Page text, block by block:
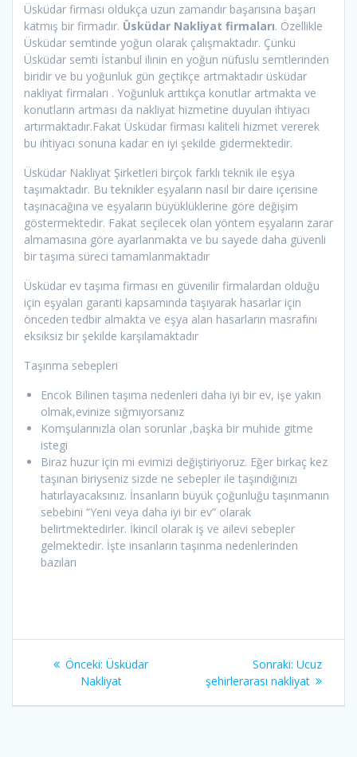
Üsküdar firması oldukça uzun zamandır başarısına başarı
katmış bir firmadır. Üsküdar Nakliyat firmaları. Özellikle
Üsküdar semtinde yoğun olarak çalışmaktadır. Çünkü
Üsküdar semti İstanbul ilinin en yoğun nüfuslu semtlerinden
biridir ve bu yoğunluk gün geçtikçe artmaktadır üsküdar
nakliyat firmaları . Yoğunluk arttıkça konutlar artmakta ve
konutların artması da nakliyat hizmetine duyulan ihtiyacı
artırmaktadır.Fakat Üsküdar firması kaliteli hizmet vererek
bu ihtiyacı sonuna kadar en iyi şekilde gidermektedir.
Üsküdar Nakliyat Şirketleri birçok farklı teknik ile eşya
taşımaktadır. Bu teknikler eşyaların nasıl bir daire içerisine
taşınacağına ve eşyaların büyüklüklerine göre değişim
göstermektedir. Fakat seçilecek olan yöntem eşyaların zarar
almamasına göre ayarlanmakta ve bu sayede daha güvenli
bir taşıma süreci tamamlanmaktadır
Üsküdar ev taşıma firması en güvenilir firmalardan olduğu
için eşyaları garanti kapsamında taşıyarak hasarlar için
önceden tedbir almakta ve eşya alan hasarların masrafını
eksiksiz bir şekilde karşılamaktadır
Taşınma sebepleri
Encok Bilinen taşıma nedenleri daha iyi bir ev, işe yakın
olmak,evinize sığmıyorsanız
Komşularınızla olan sorunlar ,başka bir muhide gitme
istegi
Biraz huzur için mi evimizi değiştiriyoruz. Eğer birkaç kez
taşınan biriyseniz sizde ne sebepler ile taşındığınızı
hatırlayacaksınız. İnsanların büyük çoğunluğu taşınmanın
sebebini “Yeni veya daha iyi bir ev” olarak
belirtmektedirler. İkincil olarak iş ve ailevi sebepler
gelmektedir. İşte insanların taşınma nedenlerinden
bazıları
Yazı
dolaşımı
Önceki: Önceki
yazı:
Üsküdar
Nakliyat
Sonraki: Sonraki
yazı:
Ucuz
şehirlerarası nakliyat